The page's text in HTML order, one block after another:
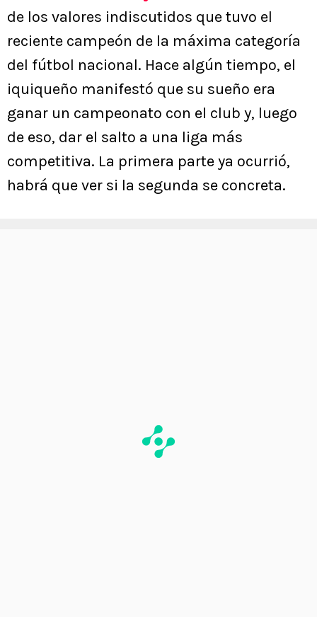
de los valores indiscutidos que tuvo el
reciente campeón de la máxima categoría
del fútbol nacional. Hace algún tiempo, el
iquiqueño manifestó que su sueño era
ganar un campeonato con el club y, luego
de eso, dar el salto a una liga más
competitiva. La primera parte ya ocurrió,
habrá que ver si la segunda se concreta.